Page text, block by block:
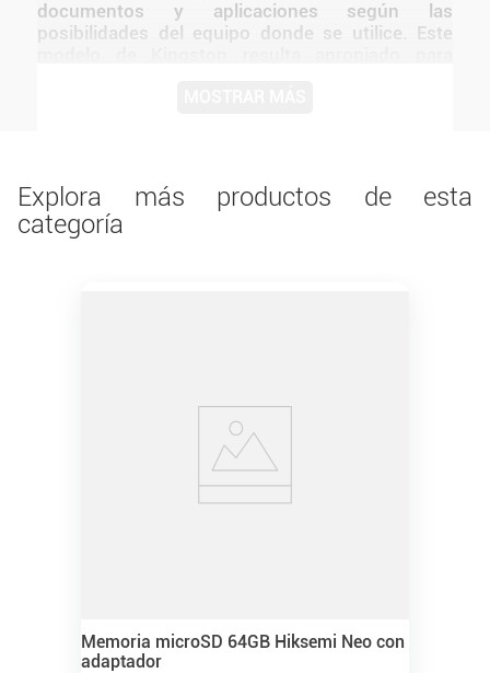
documentos y aplicaciones según las
posibilidades del equipo donde se utilice. Este
transportar y reconocido por su modelo Canvas
Go! Plus G4.
Explora más productos de esta
categoría
Memoria microSD 64GB Hiksemi Neo con
adaptador